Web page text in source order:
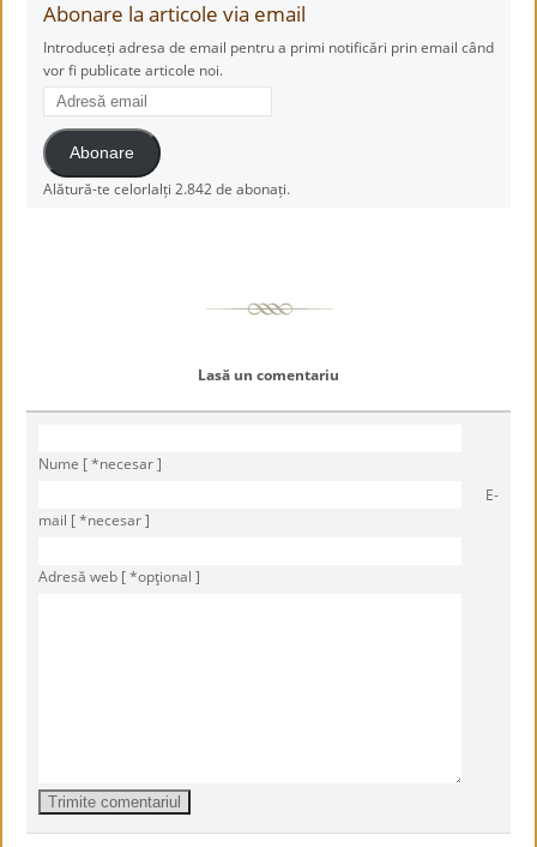
Abonare la articole via email
Introduceți adresa de email pentru a primi notificări prin email când
vor fi publicate articole noi.
Adresă
email
Abonare
Alătură-te celorlalți 2.842 de abonați.
Lasă un comentariu
Nume [ *necesar ]
E-
mail [ *necesar ]
Adresă web [ *opţional ]